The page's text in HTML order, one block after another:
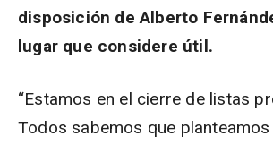
disposición de Alberto
lugar que considere útil.
“Estamos en el cierre de listas
Todos sabemos que